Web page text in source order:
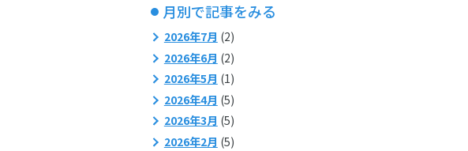
月別で記事をみる
2026年7月 (2)
2026年6月 (2)
2026年5月 (1)
2026年4月 (5)
2026年3月 (5)
2026年2月 (5)